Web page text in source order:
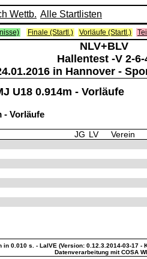
Wettb. Alle Startlisten
Finale (Startl.) Vorläufe (Startl.)
NLV+BLV
Hallentest -V 2-6-
in Hannover -
U18 0.914m - Vorläufe
- Vorläufe
JG LV Verein
in 0.010 s. - LaIVE (Version: 0.12.3.2014-03-17 -
Datenverarbeitung mit COSA